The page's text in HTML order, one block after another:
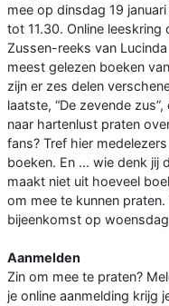
mee op dinsdag 19
tot 11.30. Online leeskring
Zussen-reeks van
meest gelezen boeken
zijn er zes delen
laatste, “De zevende
naar hartenlust praten
fans? Tref hier
boeken. En ... wie denk jij
maakt niet uit hoeveel
om mee te kunnen
bijeenkomst op
Aanmelden
Zin om mee te praten?
je online aanmelding krijg